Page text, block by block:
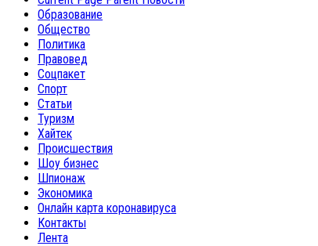
Образование
Общество
Политика
Правовед
Соцпакет
Спорт
Статьи
Туризм
Хайтек
Происшествия
Шоу бизнес
Шпионаж
Экономика
Онлайн карта коронавируса
Контакты
Лента